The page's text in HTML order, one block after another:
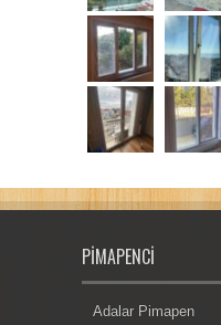
PIMAPENCI
Adalar Pimapen